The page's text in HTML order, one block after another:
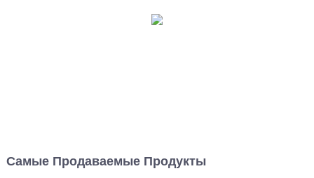
Самые Продаваемые Продукты